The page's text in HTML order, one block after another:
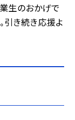
生のおかげで
引き続き応援よ